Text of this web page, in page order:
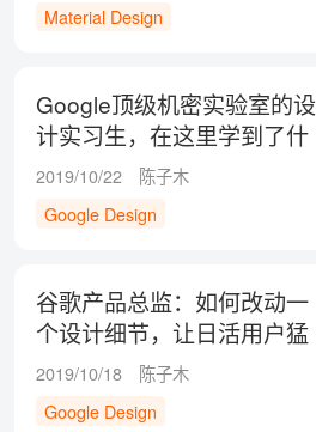
Material Design
Google顶级机密实验室的设
计实习生，在这里学到了什
么？
2019/10/22
陈子木
Google Design
谷歌产品总监：如何改动一
个设计细节，让日活用户猛
增 65%？
2019/10/18
陈子木
Google Design